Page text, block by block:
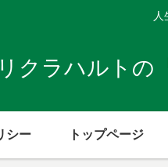
人
クラハルトの
シー トップページ